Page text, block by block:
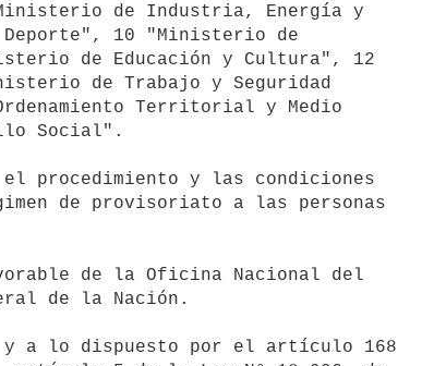
de Industria, Energía y
10 "Ministerio de
de Educación y Cultura", 12
de Trabajo y Seguridad
Territorial y Medio
Social".
procedimiento y las condiciones
de provisoriato a las personas
de la Oficina Nacional del
de la Nación.
y a lo dispuesto por el artículo 168